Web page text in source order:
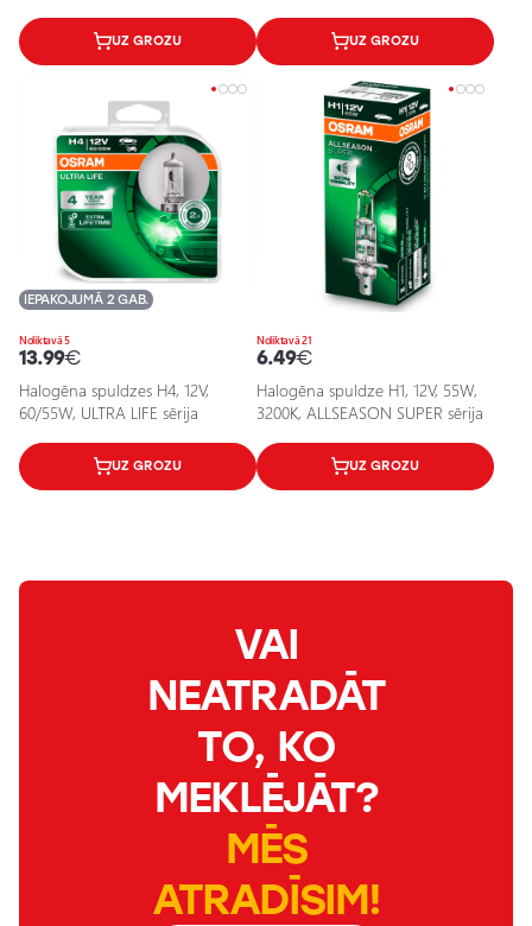
UZ GROZU UZ GROZU
Noliktavā 5
IEPAKOJUMĀ 2 GAB.
13.99€
Halogēna spuldzes H4, 12V,
60/55W, ULTRA LIFE sērija
UZ GROZU
Noliktavā 21
6.49€
Halogēna spuldze H1, 12V, 55W,
3200K, ALLSEASON SUPER sērija
UZ GROZU
VAI
NEATRADĀT
TO, KO
MEKLĒJĀT?
MĒS
ATRADĪSIM!